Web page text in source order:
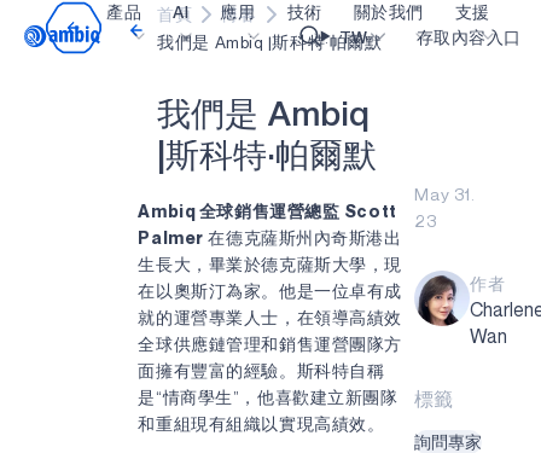
產品 AI 應用
醫療保健
工業邊緣
智能遙控器
智慧家庭和建築
智慧卡
可穿戴設備
遊戲
耳戴式裝置
技術
blueSPOT
graphiqSPOT
neuralSPOT
secureSPOT
SPOT
turboSPOT
關於我們
部落格
職業
讓我們共同建設未來
活動
投資者關係
訊息
合作成功亮點
為什麼選擇 Ambiq
支援
線上支援
資源
影像資料庫
TW 存取內容入口
首頁
博客
我們是 Ambiq |斯科特·帕爾默
我們是 Am biq
|斯科特·帕 爾默
Ambiq 全球銷售運營總監 Scott
Palmer 在德克薩斯州內奇斯港出
生長大，畢業於德克薩斯大學，現
在以奧斯汀為家。他是一位卓有成
就的運營專業人士，在領導高績效
全球供應鏈管理和銷售運營團隊方
面擁有豐富的經驗。斯科特自稱
是“情商學生”，他喜歡建立新團隊
和重組現有組織以實現高績效。
May 31.
23
作者
Wan
標籤
詢問專家
Video title
OK